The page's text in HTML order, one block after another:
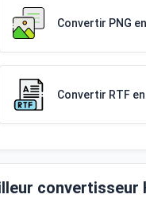
Convertir PNG
Convertir RTF en
convertisseur